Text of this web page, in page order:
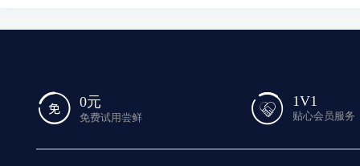
0元
免费试用尝鲜
1V1
贴心会员服务